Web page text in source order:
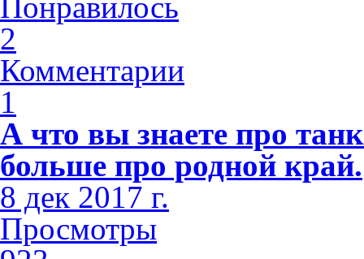
2
Комментарии
1
А что вы знаете про
больше про родной край.
8 дек 2017 г.
Просмотры